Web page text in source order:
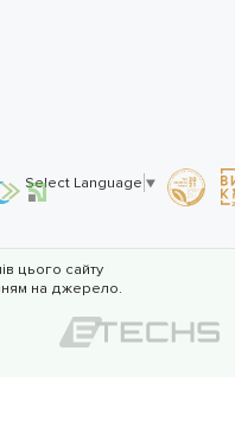
Select Language ▼
цього сайту
на джерело.